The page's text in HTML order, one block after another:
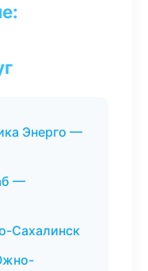
Энерго —
—
Сахалинск